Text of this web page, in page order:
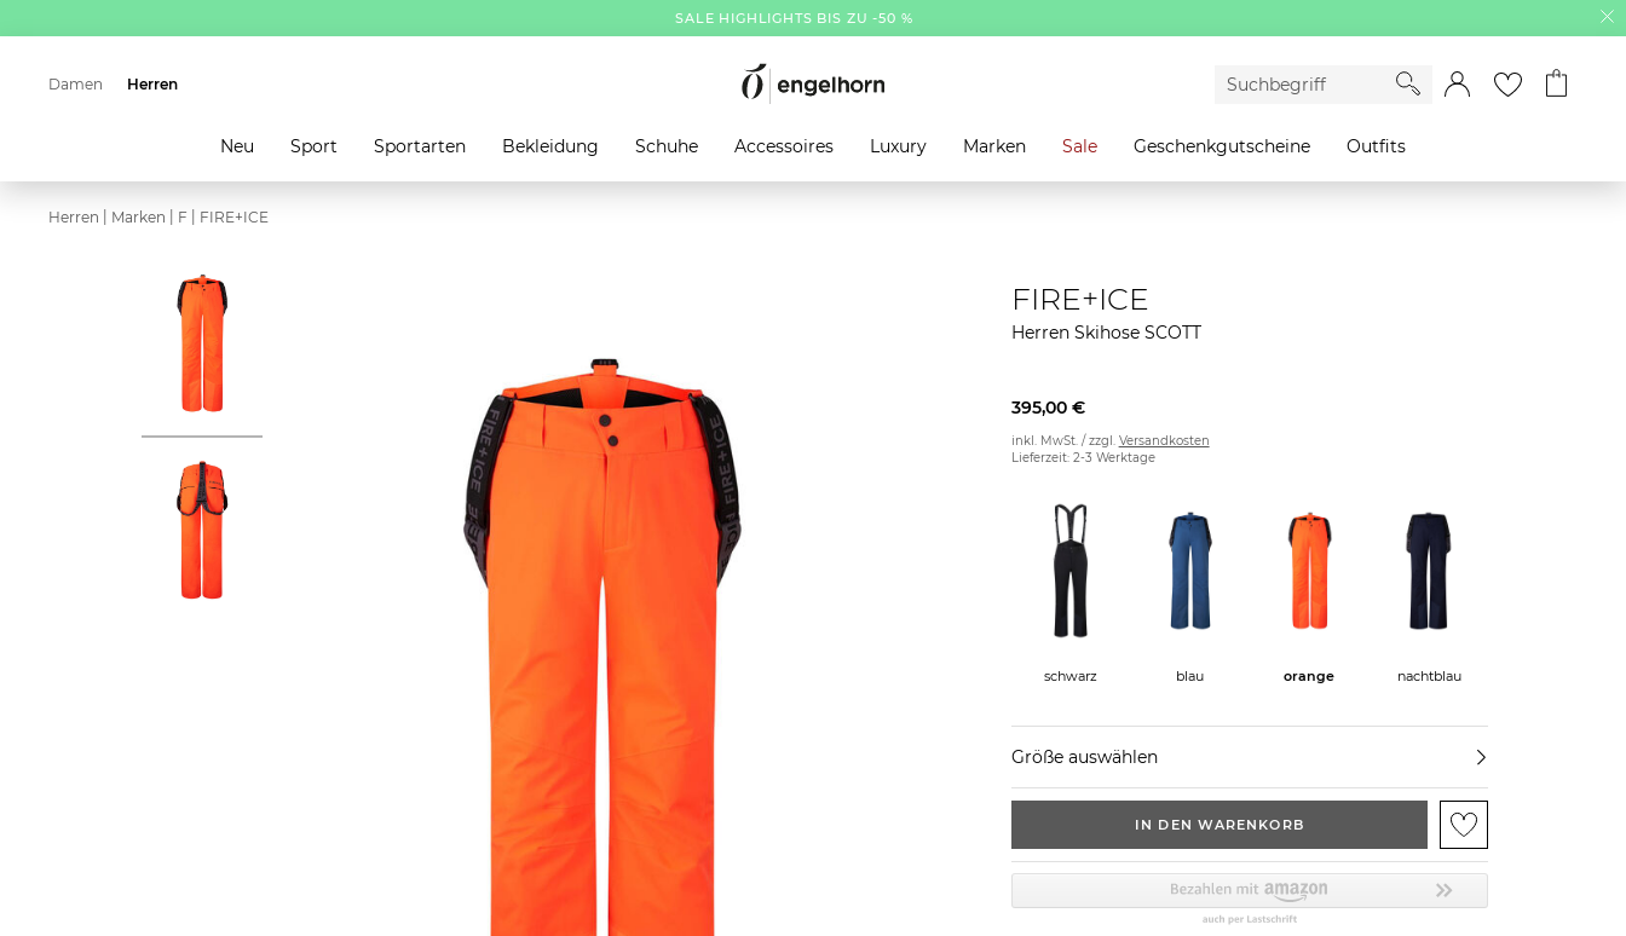
SALE HIGHLIGHTS BIS ZU -50 %
Damen Herren
Neu Sport Sportarten Bekleidung Schuhe Accessoires Luxury Marken Sale Geschenkgutscheine Outfits
Herren Marken F FIRE+ICE
FIRE+ICE
Herren Skihose SCOTT
395,00 €
inkl. MwSt. / zzgl. Versandkosten
Lieferzeit: 2-3 Werktage
schwarz blau orange nachtblau
Größe auswählen
IN DEN WARENKORB